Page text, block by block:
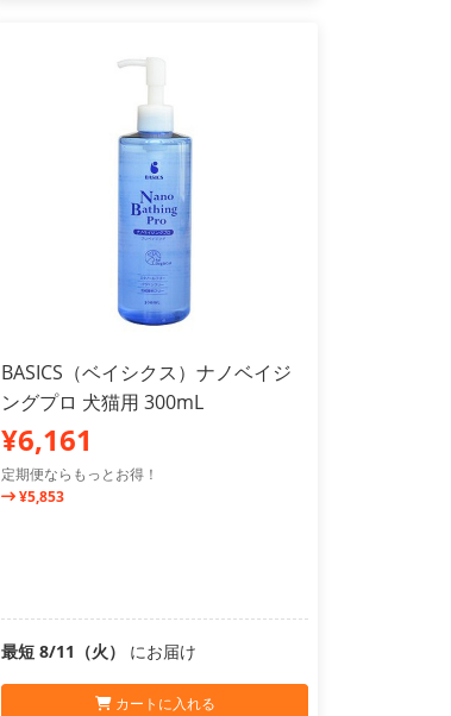
BASICS（ベイシクス）ナノベイジ
ングプロ 犬猫用 300mL
¥6,161
定期便ならもっとお得！
¥5,853
最短 8/11（火） にお届け
カートに入れる